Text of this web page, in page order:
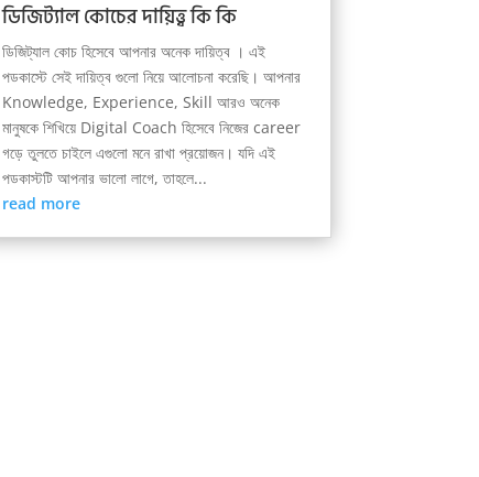
ডিজিট্যাল কোচের দায়িত্ত্ব কি কি
ডিজিট্যাল কোচ হিসেবে আপনার অনেক দায়িত্ব । এই
পডকাস্টে সেই দায়িত্ব গুলো নিয়ে আলোচনা করেছি। আপনার
Knowledge, Experience, Skill আরও অনেক
মানুষকে শিখিয়ে Digital Coach হিসেবে নিজের career
গড়ে তুলতে চাইলে এগুলো মনে রাখা প্রয়োজন। যদি এই
পডকাস্টটি আপনার ভালো লাগে, তাহলে...
read more